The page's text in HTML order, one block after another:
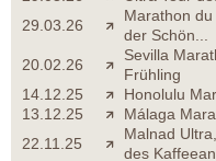
29.03.26
Marathon
der Schön...
20.02.26
Sevilla
Frühling
14.12.25
Honolulu
13.12.25
Málaga
22.11.25
Malnad
des